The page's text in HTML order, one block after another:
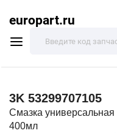
europart.ru
3K 53299707105
Смазка
400мл